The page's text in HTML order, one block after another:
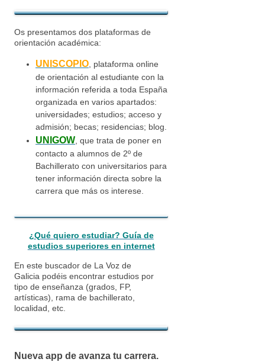
Os presentamos dos plataformas de
orientación académica:
UNISCOPIO , plataforma online
de orientación al estudiante con la
información referida a toda España
organizada en varios apartados:
universidades; estudios; acceso y
admisión; becas; residencias; blog.
UNIGOW , que trata de poner en
contacto a alumnos de 2º de
Bachillerato con universitarios para
tener información directa sobre la
carrera que más os interese.
¿Qué quiero estudiar? Guía de
estudios superiores en internet
En este buscador de La Voz de
Galicia podéis encontrar estudios por
tipo de enseñanza (grados, FP,
artísticas), rama de bachillerato,
localidad, etc.
Nueva app de avanza tu carrera.